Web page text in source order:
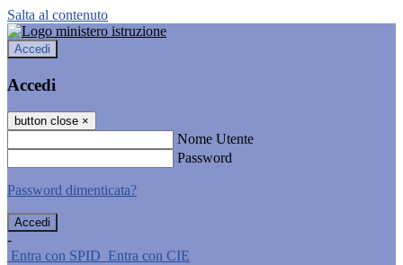
Salta al contenuto
Accedi
Accedi
button close ×
Nome Utente
Password
Password dimenticata?
-
Entra con SPID Entra con CIE